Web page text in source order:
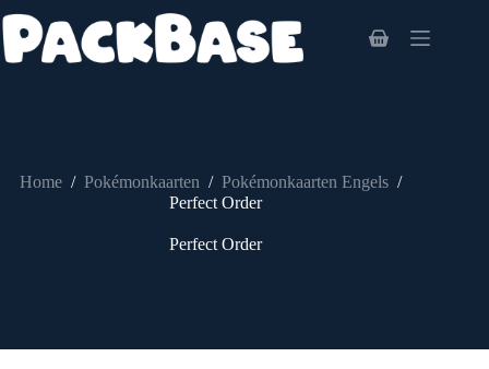
naar
de
inhoud
Winkelwagen
Home / Pokémonkaarten / Pokémonkaarten Engels /
Perfect Order
Perfect Order